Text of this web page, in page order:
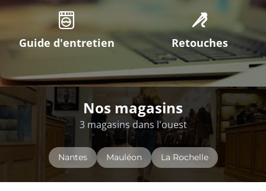
Guide d'entretien Retouches
Nos magasins
3 magasins dans l'ouest
Nantes Mauléon La Rochelle